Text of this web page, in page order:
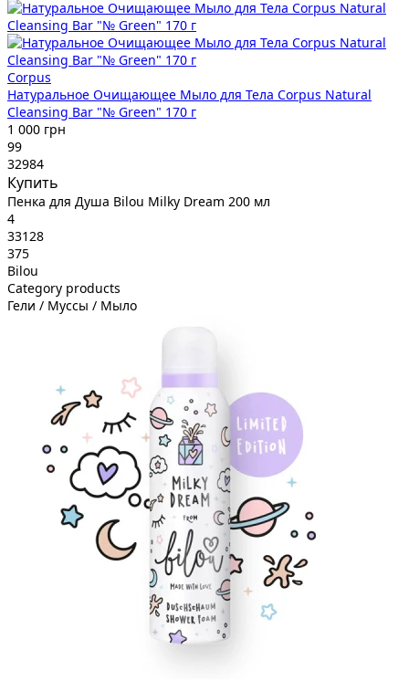
Corpus
Натуральное Очищающее Мыло для Тела Corpus Natural
Cleansing Bar "№ Green" 170 г
1 000 грн
99
32984
Купить
Пенка для Душа Bilou Milky Dream 200 мл
4
33128
375
Bilou
Category products
Гели / Муссы / Мыло